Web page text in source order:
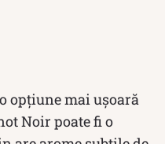
opțiune mai ușoară
Noir poate fi o